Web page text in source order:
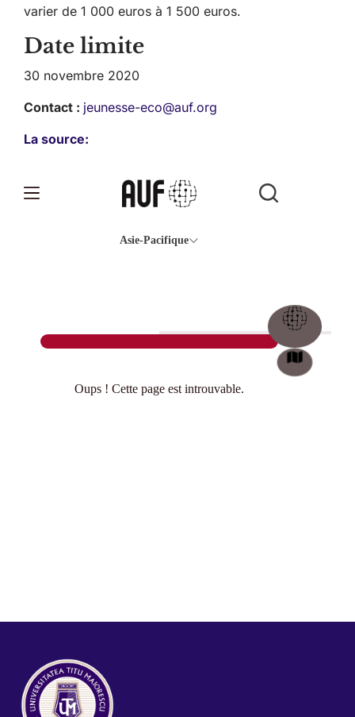
varier de 1 000 euros à 1 500 euros.
Date limite
30 novembre 2020
Contact : jeunesse-eco@auf.org
La source: